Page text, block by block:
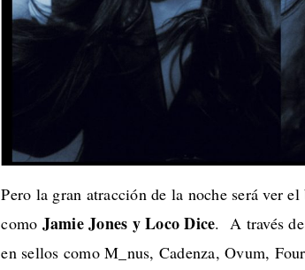
Pero la gran atracción de la noche será ver
como Jamie Jones y Loco Dice. A través de
en sellos como M_nus, Cadenza, Ovum,